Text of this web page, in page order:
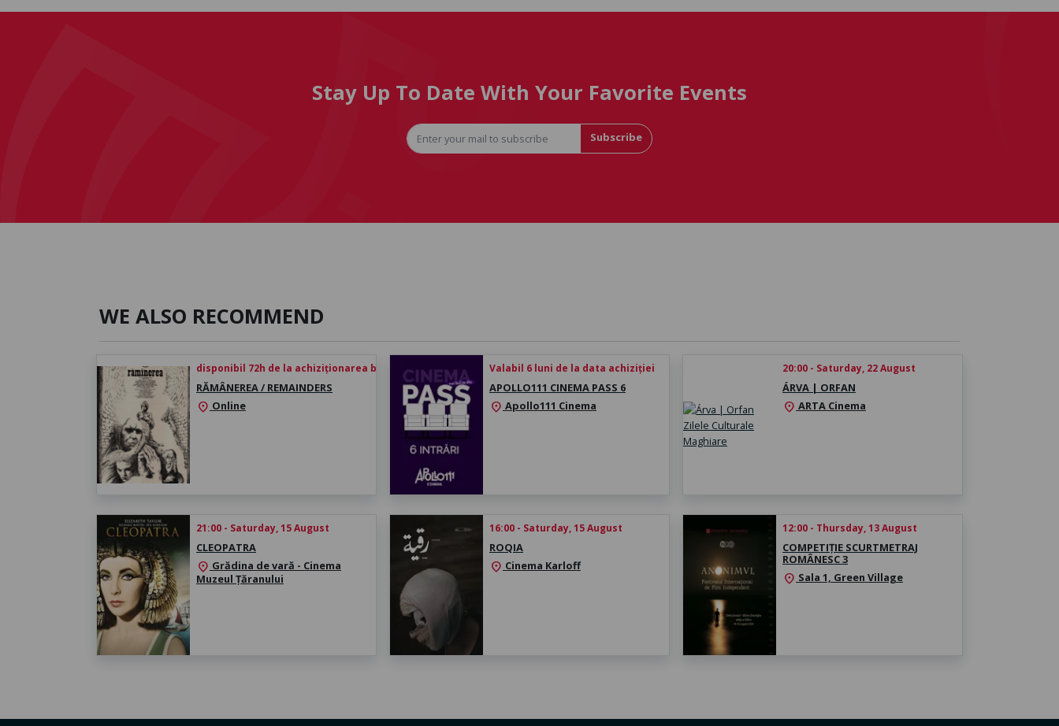
Stay Up To Date With Your Favorite Events
Subscribe
WE ALSO RECOMMEND
disponibil 72h de la achiziționarea biletului
RĂMÂNEREA / REMAINDERS
location_on Online
Valabil 6 luni de la data achiziției
APOLLO111 CINEMA PASS 6
location_on Apollo111 Cinema
20:00 - Saturday, 22 August
ÁRVA | ORFAN
location_on ARTA Cinema
21:00 - Saturday, 15 August
CLEOPATRA
location_on Grădina de vară - Cinema
Muzeul Țăranului
16:00 - Saturday, 15 August
ROQIA
location_on Cinema Karloff
12:00 - Thursday, 13 August
COMPETIȚIE SCURTMETRAJ
ROMÂNESC 3
location_on Sala 1, Green Village